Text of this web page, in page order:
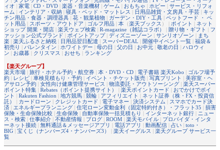
ィオ | 家電 | CD・DVD | 楽器・音楽機材 | ゲーム | おもちゃ | ホビー | サービス・リフォ
ーム | インテリア・収納 | 寝具・ベッド・マットレス | 日用品雑貨・文房具・手芸 | キッ
チン用品・食器・調理器具 | 花・観葉植物 | ガーデン・DIY・工具 | ペットフード ・ ペ
ット用品 | スポーツ・アウトドア | ゴルフ用品 | 本 （楽天ブックス ） | ポイント | ネット
ショップ 開業・開店 | 楽天ウェブ検索 | R-magazine（雑誌コラボ） | 贈り物・ギフト | フ
ァッション公式ブランド | ポイントアップ| ディズニーゾーン | サンリオゾーン | まち
楽 | 楽天ふるさと納税 | 日用品翌日配達 | スーパーDEAL | 開催中イベント一覧 | 福袋＆
初売り | バレンタイン | ホワイトデー | 母の日 | 父の日 | お中元 | 敬老の日 | ハロウィ
ン | お歳暮 | クリスマス | おせち | ランキング
【楽天グループ】
楽天市場 | 旅行・ホテル予約・航空券 | 本・DVD・CD | 電子書籍 楽天Kobo | ゴルフ場予
約 | レシピ | 車検見積もり・予約 | イベント・チケット販売 | 写真プリント | 美容室・ヘ
アサロン予約 | 女性向け健康管理サービス | 物流委託・アウトソーシング | 楽天スーパー
ポイント特集 | Rebates（ポイント提携サイト） | 楽天ポイントカード | おでかけでポイ
ント | Rakuten Fashion | 地方競馬 | 競輪 | アフィリエイト | ネット証券（株・FX・投資信
託）
| カードローン | クレジットカード | 電子マネー | 決済システム | スマホでカード決
済 | エネルギープランニング | 住宅ローン変動金利（固定特約付き）・フラット35 | 損害
保険・生命保険比較 | 生命保険 | 自動車保険一括見積もり | インターネット銀行 | ニュー
ス・検索 | 仕事紹介 | 不動産情報 | ブログ | ROOM | 楽天モバイル | プロバイダ・インタ
ーネット接続 | 無料通話＆メッセージアプリ | 電話アプリ | 動画配信 | 占い | toto・
BIG | 宝くじ（ナンバーズ4・ナンバーズ3） | 楽天イーグルス | 楽天グループ サービス一
覧